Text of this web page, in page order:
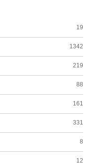
19
1342
219
88
161
331
8
12